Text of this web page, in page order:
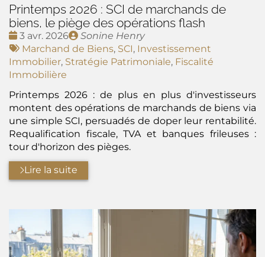
Printemps 2026 : SCI de marchands de
biens, le piège des opérations flash
Date
:
3 avr. 2026
Publié
par
Sonine Henry
Tags
:
Marchand de Biens, SCI, Investissement
Immobilier, Stratégie Patrimoniale, Fiscalité
Immobilière
Printemps 2026 : de plus en plus d'investisseurs
montent des opérations de marchands de biens via
une simple SCI, persuadés de doper leur rentabilité.
Requalification fiscale, TVA et banques frileuses :
tour d'horizon des pièges.
Lire la suite